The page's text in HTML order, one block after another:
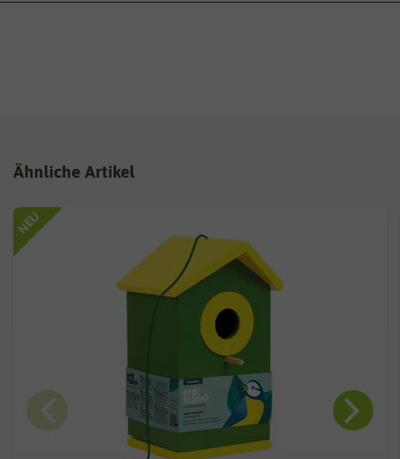
Ähnliche Artikel
NEU